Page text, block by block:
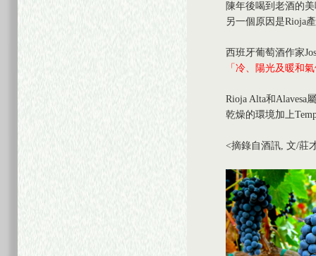
陳年後喝到老酒的
另一個原因是Rioja
西班牙葡萄酒作家
「冷、陽光及暖和
Rioja Alta和Alavesa
乾燥的環境加上
<摘錄自酒訊, 文/莊